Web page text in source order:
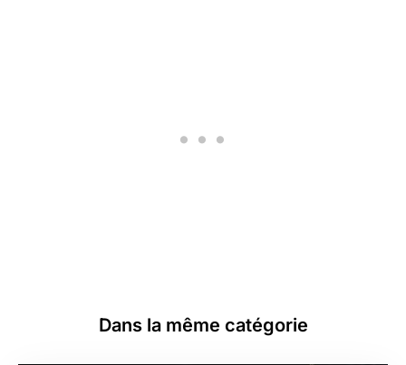
Dans la même catégorie